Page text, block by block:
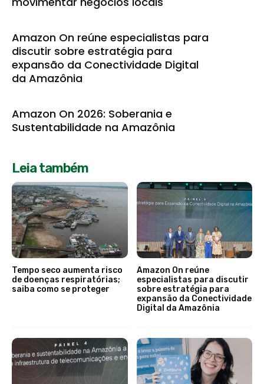
Amazon On reúne especialistas para
discutir sobre estratégia para
expansão da Conectividade Digital
da Amazônia
Amazon On 2026: Soberania e
Sustentabilidade na Amazônia
Leia também
Tempo seco aumenta risco
de doenças respiratórias;
saiba como se proteger
Amazon On reúne
especialistas para discutir
sobre estratégia para
expansão da Conectividade
Digital da Amazônia